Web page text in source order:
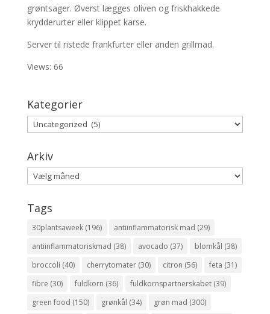
grøntsager. Øverst lægges oliven og friskhakkede
krydderurter eller klippet karse.
Server til ristede frankfurter eller anden grillmad.
Views: 66
Kategorier
Kategorier
Arkiv
Arkiv
Tags
30plantsaweek(196) antiinflammatorisk mad (29)
antiinflammatoriskmad (38) avocado (37) blomkål (38)
broccoli (40) cherrytomater(30) citron (56) feta (31)
fibre (30) fuldkorn (36) fuldkornspartnerskabet(39)
green food (150) grønkål (34) grøn mad (300)